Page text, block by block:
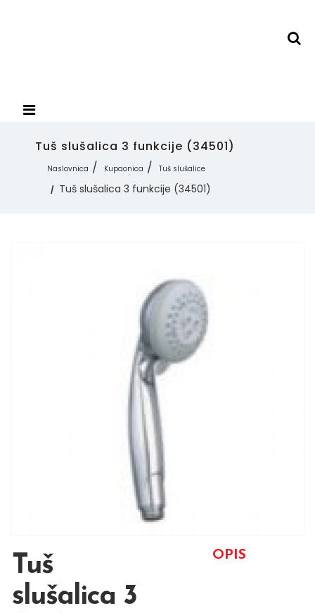
Tuš slušalica 3 funkcije (34501)
Naslovnica Kupaonica Tuš slušalice
Tuš slušalica 3 funkcije (34501)
Tuš
slušalica 3
OPIS